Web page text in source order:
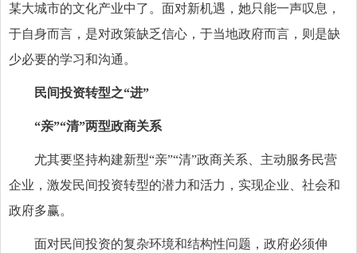
某大城市的文化产业中了。面对新机遇，她只能一声叹息，
于自身而言，是对政策缺乏信心，于当地政府而言，则是缺
少必要的学习和沟通。
民间投资转型之“进”
“亲”“清”两型政商关系
尤其要坚持构建新型“亲”“清”政商关系、主动服务民营
企业，激发民间投资转型的潜力和活力，实现企业、社会和
政府多赢。
面对民间投资的复杂环境和结构性问题，政府必须伸